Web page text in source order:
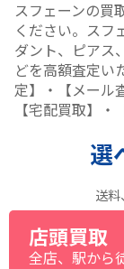
スフェーンの買
ください。スフ
ダント、ピアス
どを高額査定い
定】・【メール
【宅配買取】・
選
送料
店頭買取
全店、駅から